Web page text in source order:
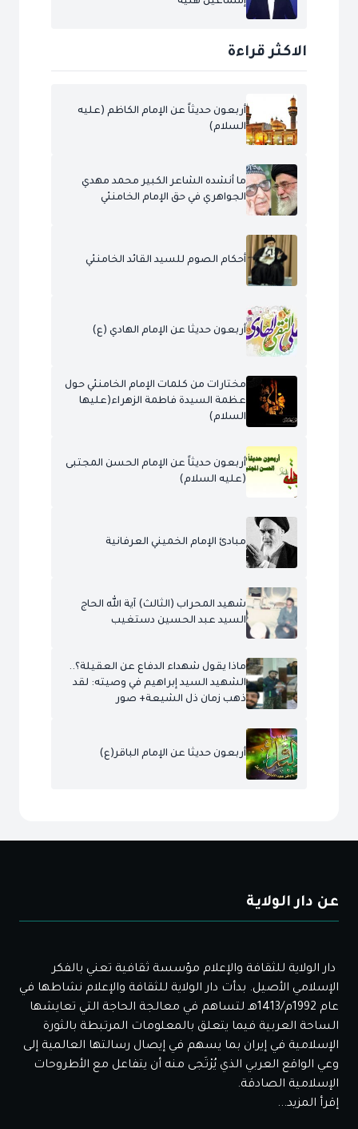
الاكثر قراءة
أربعون حديثاً عن الإمام الكاظم (عليه
السلام)
ما أنشده الشاعر الكبير محمد مهدي
الجواهري في حق الإمام الخامنئي
أحكام الصوم للسيد القائد الخامنئي
أربعون حديثا عن الإمام الهادي (ع)
مختارات من كلمات الإمام الخامنئي حول
عظمة السيدة فاطمة الزهراء(عليها
السلام)
أربعون حديثاً عن الإمام الحسن المجتبى
(عليه السلام)
مبادئ الإمام الخميني العرفانية
شهيد المحراب (الثالث) آية الله الحاج
السيد عبد الحسين دستغيب
ماذا يقول شهداء الدفاع عن العقيلة؟..
الشهيد السيد إبراهيم في وصيته: لقد
ذهب زمان ذل الشيعة+ صور
أربعون حديثا عن الإمام الباقر(ع)
عن دار الولاية
دار الولاية للثقافة والإعلام مؤسسة ثقافية تعني بالفكر
الإسلامي الأصيل. بدأت دار الولاية للثقافة والإعلام نشاطها في
عام 1992م/1413هـ لتساهم في معالجة الحاجة التي تعايشها
الساحة العربية فيما يتعلق بالمعلومات المرتبطة بالثورة
الإسلامية في إيران بما يسهم في إيصال رسالتها العالمية إلى
وعي الواقع العربي الذي يُرْتَجى منه أن يتفاعل مع الأطروحات
الإسلامية الصادقة.
إقرأ المزيد...